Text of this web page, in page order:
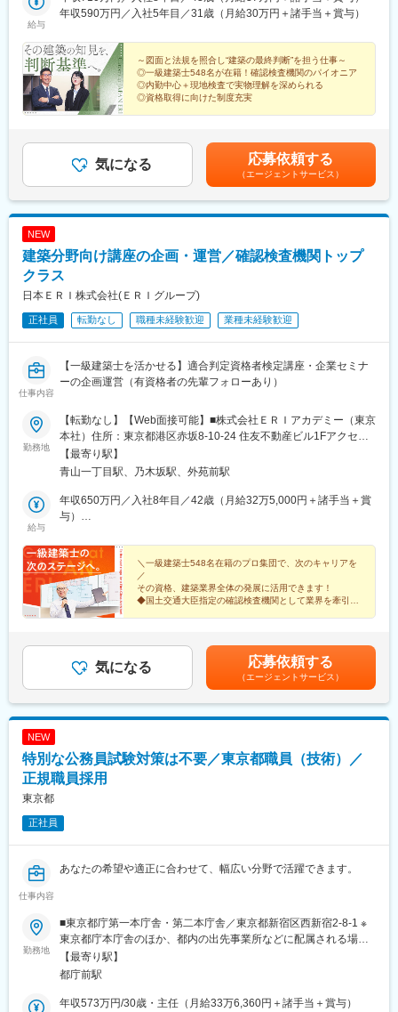
駅、日吉町駅、七ツ屋駅、三宮・花時計前駅、矢場町駅、近鉄名
犬山遊園駅、四宮駅、嵐山駅(京福線)、三条駅(京都府)、新水前寺
駅前駅、三俣駅、白島駅(広島高速交通線)、栗林公園北口駅、片原
町駅(香川県)、唐橋前駅、近江神宮前駅、錦駅、神田駅(鹿児島
県)、鹿児島中央駅、日本大通り駅、東静岡駅、ジヤトコ前駅、東
海神駅、動物園前駅、森ノ宮駅、なんば駅(南海線)、北浜駅(大阪
ー)、岩本町駅、京成関屋駅、田原町駅(東京都)、曳舟駅、宝山寺
駅、新王寺駅、末広町駅(富山県)、富山駅、西鯖江駅、ベル前駅、
西鉄二日市駅、香椎宮前駅、櫛田神社前駅、西新町駅、北１２条
沢市静岡：静岡県静岡市名古屋：愛知県名古屋市三重：三重県津
山：岡山県岡山市広島：広島県広島市山口：山口県山口市高松：
香川県高松市松山：愛媛県松山市福岡：福岡県福岡市北九州：福
岡県北九州市長崎：長崎県長崎市熊本：熊本県熊本市大分：大分
県大分市鹿児島：鹿児島県鹿児島市■本社東京都港区赤坂8-10-24
住友不動産青山ビル南館＜アクセス＞青山一丁目駅より徒歩5分※
八丁堀駅(広島県)、新山口駅、昭和町駅(香川県)、西堀端駅、博多
山一丁目駅、札幌駅、あおば通駅、岩本町駅、立川南駅、千葉
駅、新高島駅、市役所前駅(長野県)、北松本駅、北鉄金沢駅、日吉
町駅、近鉄名古屋駅、丸太町駅(京都市営)、堺筋本町駅、三宮駅
(神戸新交通)、胡町駅、本町一丁目駅、東比恵駅、めがね橋駅、藤
崎宮前駅、加治屋町駅、乃木坂駅、大通駅、仙台駅(地下鉄)、秋葉
屋駅、三ノ宮駅、立町駅、南堀端駅、浜町アーケード駅、水道町
駅、鹿児島中央駅前駅
給与
年収590万円／入社5年目／31歳（月給30万円＋諸手当＋賞与）
～図面と法規を照合し“建築の最終判断”を担う仕事～
◎一級建築士548名が在籍！確認検査機関のパイオニア
◎内勤中心＋現地検査で実物理解を深められる
◎資格取得に向けた制度充実
気になる 応募依頼する
（エージェントサービス）
NEW
建築分野向け講座の企画・運営／確認検査機関トップ
クラス
日本ＥＲＩ株式会社(ＥＲＩグループ)
正社員 転勤なし 職種未経験歓迎 業種未経験歓迎
仕事内容
【一級建築士を活かせる】適合判定資格者検定講座・企業セミナ
ーの企画運営（有資格者の先輩フォローあり）
勤務地
【転勤なし】【Web面接可能】■株式会社ＥＲＩアカデミー（東京
本社）住所：東京都港区赤坂8-10-24 住友不動産ビル1Fアクセ
ス：東京メトロ半蔵門線、銀座線、大江戸線／青山一丁目駅、千
代田線／乃木坂駅 ※株式会社ＥＲＩアカデミーへ在籍出向となり
に基づく定期講習の実施（一級建築士定期講習、二級建築士定期
講習、木造建築士定期講習）・建築技術者向け技術研修、講習、
ログラムの提案・実施・建築技術に関する講習、研修などへの講
師派遣・その他 関連する業務※受動喫煙防止対策：屋内全面禁煙
【最寄り駅】
青山一丁目駅、乃木坂駅、外苑前駅
給与
年収650万円／入社8年目／42歳（月給32万5,000円＋諸手当＋賞
与）
＼一級建築士548名在籍のプロ集団で、次のキャリアを
／
その資格、建築業界全体の発展に活用できます！
◆国土交通大臣指定の確認検査機関として業界を牽引
気になる 応募依頼する
（エージェントサービス）
NEW
特別な公務員試験対策は不要／東京都職員（技術）／
正規職員採用
東京都
正社員
仕事内容
あなたの希望や適正に合わせて、幅広い分野で活躍できます。
勤務地
■東京都庁第一本庁舎・第二本庁舎／東京都新宿区西新宿2-8-1 ※
東京都庁本庁舎のほか、都内の出先事業所などに配属される場合
があります。 ※配属される部署によってリモートワークの相談も
可能です。 ◎アクセス・「JR新宿駅」（西口から徒歩約10分）・
ば）から都営バス（都庁循環）「都庁第一本庁舎」、「都庁第二
【最寄り駅】
都庁前駅
年収573万円/30歳・主任（月給33万6,360円＋諸手当＋賞与）